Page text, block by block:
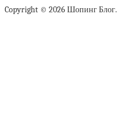
Copyright © 2026 Шопинг Блог.